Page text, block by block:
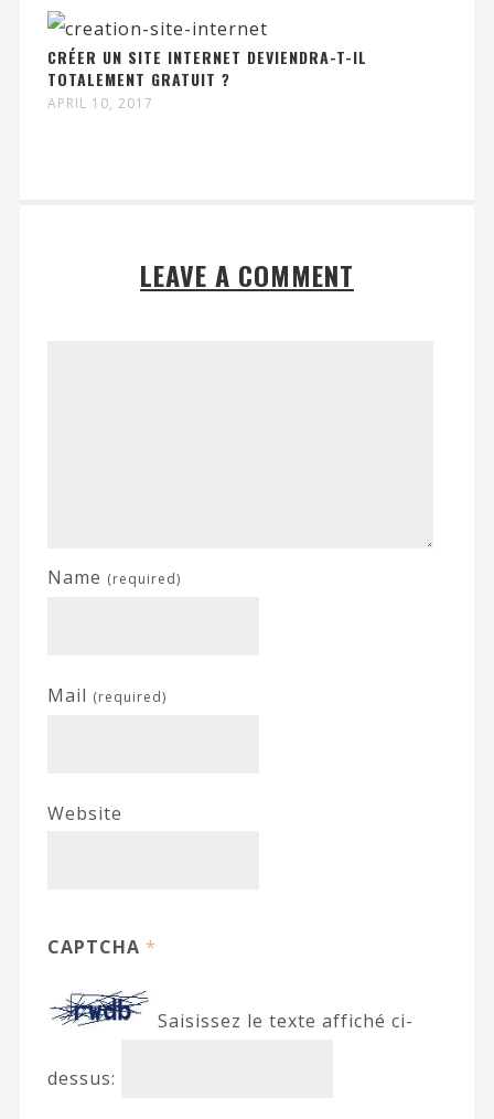
CRÉER UN SITE INTERNET DEVIENDRA-T-IL
TOTALEMENT GRATUIT ?
APRIL 10, 2017
LEAVE A COMMENT
Name (required)
Mail (required)
Website
CAPTCHA *
Saisissez le texte affiché ci-
dessus: